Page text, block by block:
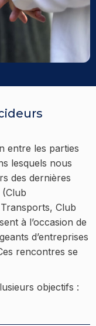
entre les parties
lesquels nous
des dernières
Club
à l’occasion de
d’entreprises
rencontres se
objectifs :